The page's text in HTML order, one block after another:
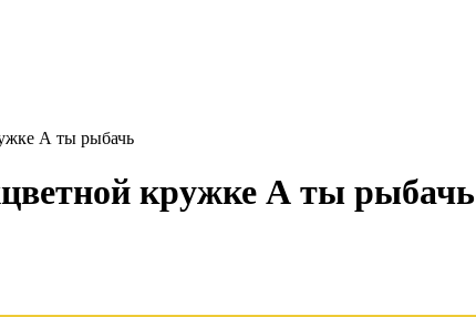
А ты рыбачь
кружке А ты рыбачь